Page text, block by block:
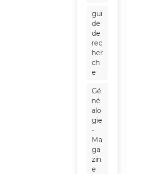
gui
de
de
rec
her
ch
e
Gé
né
alo
gie
-
Ma
ga
zin
e